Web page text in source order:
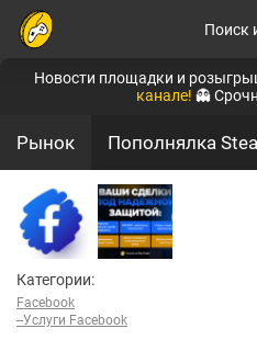
Поиск
Новости площадки и
канале! 👻
Рынок Пополнялка
Категории:
Facebook
--Услуги Facebook